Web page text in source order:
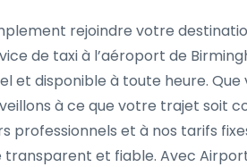
rejoindre votre
de taxi à l’aéroport de
disponible à toute heure. Que
à ce que votre trajet soit
professionnels et à nos tarifs
transparent et fiable. Avec